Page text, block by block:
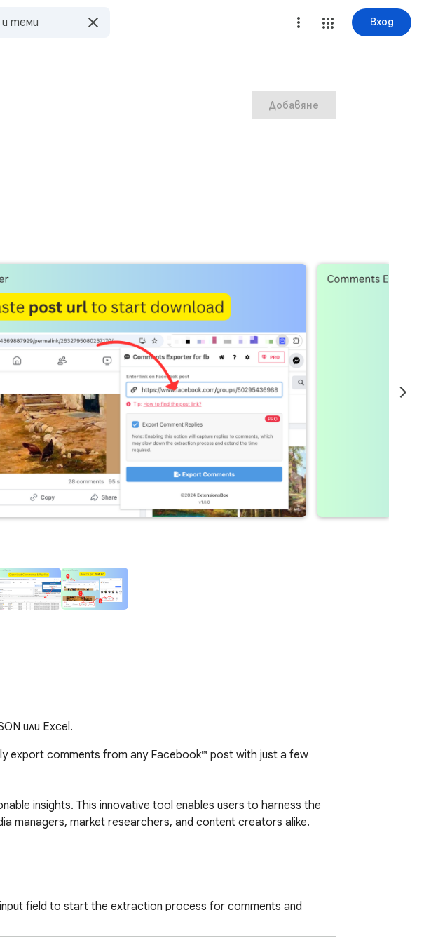
Вход
Добавяне
или Excel.
export comments from any Facebook™ post with just a few
insights. This innovative tool enables users to harness the
managers, market researchers, and content creators alike.
field to start the extraction process for comments and